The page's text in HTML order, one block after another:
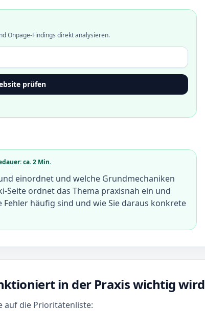
Onpage-Findings direkt analysieren.
prüfen
ca. 2 Min.
einordnet und welche Grundmechaniken
Seite ordnet das Thema praxisnah ein und
Fehler häufig sind und wie Sie daraus konkrete
in der Praxis wichtig wird
auf die Prioritätenliste: